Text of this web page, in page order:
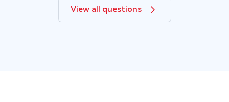
View all questions